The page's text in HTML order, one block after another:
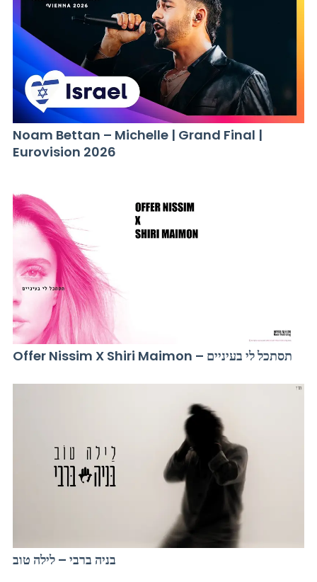
Noam Bettan – Michelle | Grand Final |
Eurovision 2026
Offer Nissim X Shiri Maimon – תסתכל לי בעיניים
בניה ברבי – לילה טוב